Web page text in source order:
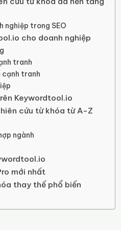
nghiệp trong SEO
cho doanh nghiệp
tranh
cạnh tranh
Keywordtool.io
cứu từ khóa từ A-Z
ngành
mới nhất
thay thế phổ biến